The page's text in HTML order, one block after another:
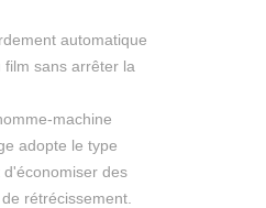
automatique
sans arrêter la
machine
adopte le type
des
rétrécissement.